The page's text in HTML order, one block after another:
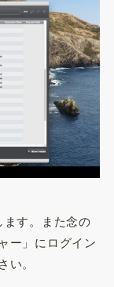
す。また念の
ー」にログイン
。